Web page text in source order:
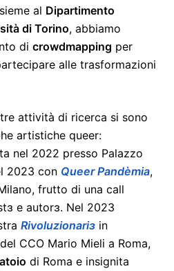
al Dipartimento
di Torino, abbiamo
di crowdmapping per
alle trasformazioni
attività di ricerca si sono
artistiche queer:
nel 2022 presso Palazzo
2023 con Queer Pandèmia,
frutto di una call
e autorɜ. Nel 2023
Rivoluzionariɜ in
CCO Mario Mieli a Roma,
di Roma e insignita